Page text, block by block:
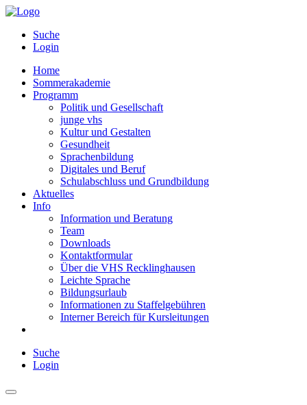
Suche
Login
Home
Sommerakademie
Programm
Politik und Gesellschaft
junge vhs
Kultur und Gestalten
Gesundheit
Sprachenbildung
Digitales und Beruf
Schulabschluss und Grundbildung
Aktuelles
Info
Information und Beratung
Team
Downloads
Kontaktformular
Über die VHS Recklinghausen
Leichte Sprache
Bildungsurlaub
Informationen zu Staffelgebühren
Interner Bereich für Kursleitungen
Suche
Login